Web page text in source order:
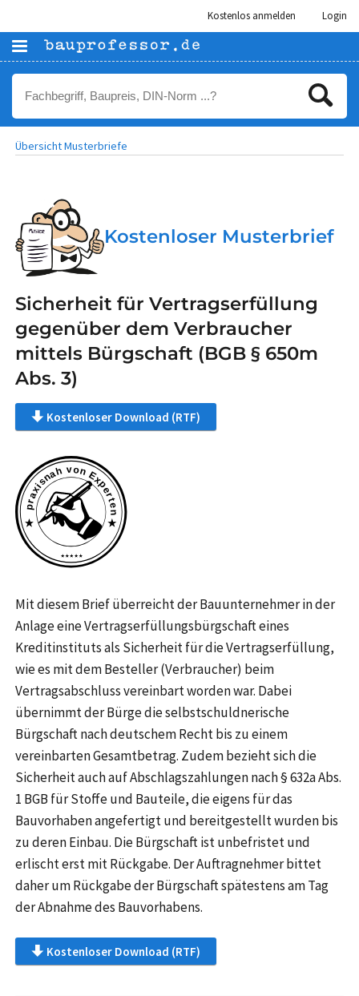
Kostenlos anmelden Login
Übersicht Musterbriefe
Kostenloser Musterbrief
Sicherheit für Vertragserfüllung
gegenüber dem Verbraucher
mittels Bürgschaft (BGB § 650m
Abs. 3)
Kostenloser Download (RTF)
Mit diesem Brief überreicht der Bauunternehmer in der
Anlage eine Vertragserfüllungsbürgschaft eines
Kreditinstituts als Sicherheit für die Vertragserfüllung,
wie es mit dem Besteller (Verbraucher) beim
Vertragsabschluss vereinbart worden war. Dabei
übernimmt der Bürge die selbstschuldnerische
Bürgschaft nach deutschem Recht bis zu einem
vereinbarten Gesamtbetrag. Zudem bezieht sich die
Sicherheit auch auf Abschlagszahlungen nach § 632a Abs.
1 BGB für Stoffe und Bauteile, die eigens für das
Bauvorhaben angefertigt und bereitgestellt wurden bis
zu deren Einbau. Die Bürgschaft ist unbefristet und
erlischt erst mit Rückgabe. Der Auftragnehmer bittet
daher um Rückgabe der Bürgschaft spätestens am Tag
der Abnahme des Bauvorhabens.
Kostenloser Download (RTF)